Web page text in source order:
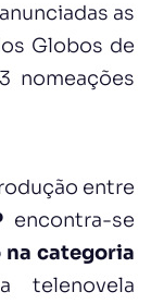
as
Globos de
nomeações
entre
encontra-se
na categoria